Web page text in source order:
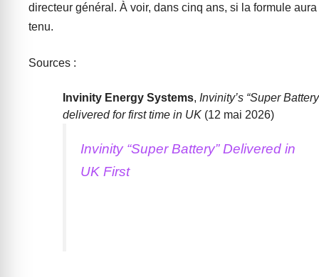
directeur général. À voir, dans cinq ans, si la formule aura
tenu.
Sources :
Invinity Energy Systems, Invinity’s “Super
delivered for first time in UK (12 mai 2026)
Invinity “Super Battery” Delivered in
UK First